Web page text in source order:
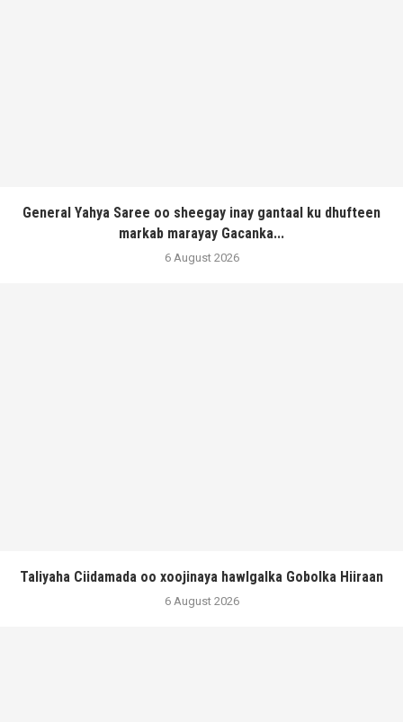
General Yahya Saree oo sheegay inay gantaal ku dhufteen
markab marayay Gacanka...
6 August 2026
Taliyaha Ciidamada oo xoojinaya hawlgalka Gobolka Hiiraan
6 August 2026